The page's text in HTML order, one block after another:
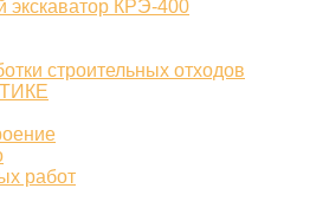
экскаватор КРЭ-400
строительных отходов
работ